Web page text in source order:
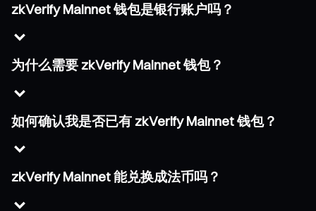
zkVerify Mainnet 钱包是银行账户吗？
为什么需要 zkVerify Mainnet 钱包？
如何确认我是否已有 zkVerify Mainnet 钱包？
zkVerify Mainnet 能兑换成法币吗？